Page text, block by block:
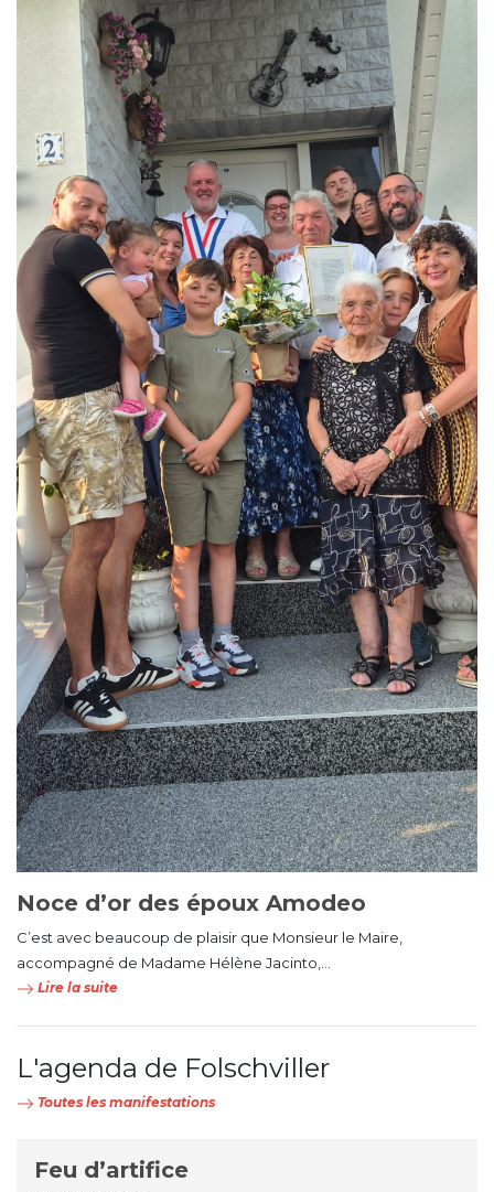
Noce d’or des époux Amodeo
C’est avec beaucoup de plaisir que Monsieur le Maire,
accompagné de Madame Hélène Jacinto,...
Lire la suite
L'agenda de Folschviller
Toutes les manifestations
Feu d’artifice